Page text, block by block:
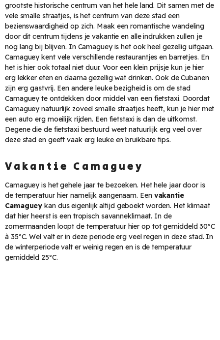
grootste historische centrum van het hele land. Dit samen met de
vele smalle straatjes, is het centrum van deze stad een
bezienswaardigheid op zich. Maak een romantische wandeling
door dit centrum tijdens je vakantie en alle indrukken zullen je
nog lang bij blijven. In Camaguey is het ook heel gezellig uitgaan.
Camaguey kent vele verschillende restaurantjes en barretjes. En
het is hier ook totaal niet duur. Voor een klein prijsje kun je hier
erg lekker eten en daarna gezellig wat drinken. Ook de Cubanen
zijn erg gastvrij. Een andere leuke bezigheid is om de stad
Camaguey te ontdekken door middel van een fietstaxi. Doordat
Camaguey natuurlijk zoveel smalle straatjes heeft, kun je hier met
een auto erg moeilijk rijden. Een fietstaxi is dan de uitkomst.
Degene die de fietstaxi bestuurd weet natuurlijk erg veel over
deze stad en geeft vaak erg leuke en bruikbare tips.
Vakantie Camaguey
Camaguey is het gehele jaar te bezoeken. Het hele jaar door is
de temperatuur hier namelijk aangenaam. Een vakantie
Camaguey kan dus eigenlijk altijd geboekt worden. Het klimaat
dat hier heerst is een tropisch savanneklimaat. In de
zomermaanden loopt de temperatuur hier op tot gemiddeld 30ºC
à 35ºC. Wel valt er in deze periode erg veel regen in deze stad. In
de winterperiode valt er weinig regen en is de temperatuur
gemiddeld 25ºC.